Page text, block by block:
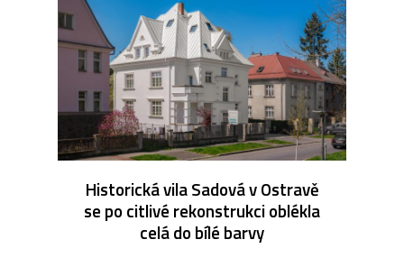
Historická vila Sadová v Ostravě
se po citlivé rekonstrukci oblékla
celá do bílé barvy